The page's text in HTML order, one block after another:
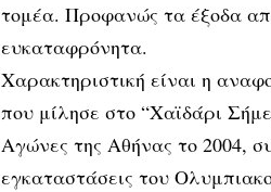
τομέα. Προφανώς τα έξοδα
ευκαταφρόνητα.
Χαρακτηριστική είναι η
που μίλησε στο “Χαϊδάρι
Αγώνες της Αθήνας το 2004,
εγκαταστάσεις του